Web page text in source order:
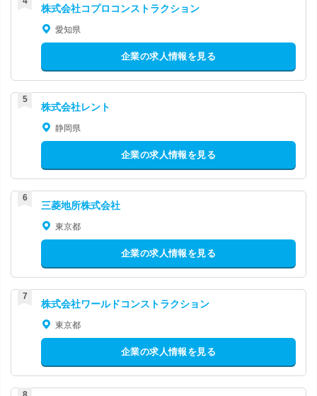
株式会社コプロコンストラクション
愛知県
企業の求人情報を見る
株式会社レント
静岡県
企業の求人情報を見る
三菱地所株式会社
東京都
企業の求人情報を見る
株式会社ワールドコンストラクション
東京都
企業の求人情報を見る